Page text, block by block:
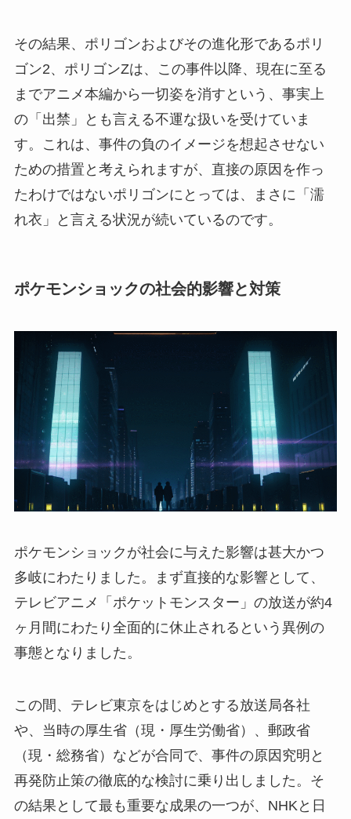
その結果、ポリゴンおよびその進化形であるポリ
ゴン2、ポリゴンZは、この事件以降、現在に至る
までアニメ本編から一切姿を消すという、事実上
の「出禁」とも言える不運な扱いを受けていま
す。これは、事件の負のイメージを想起させない
ための措置と考えられますが、直接の原因を作っ
たわけではないポリゴンにとっては、まさに「濡
れ衣」と言える状況が続いているのです。
ポケモンショックの社会的影響と対策
ポケモンショックが社会に与えた影響は甚大かつ
多岐にわたりました。まず直接的な影響として、
テレビアニメ「ポケットモンスター」の放送が約4
ヶ月間にわたり全面的に休止されるという異例の
事態となりました。
この間、テレビ東京をはじめとする放送局各社
や、当時の厚生省（現・厚生労働省）、郵政省
（現・総務省）などが合同で、事件の原因究明と
再発防止策の徹底的な検討に乗り出しました。そ
の結果として最も重要な成果の一つが、NHKと日